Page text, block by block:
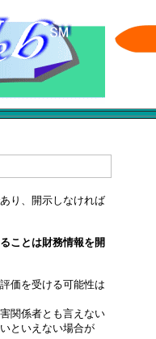
り、開示しなければ
ことは財務情報を開
価を受ける可能性は
関係者とも言えない
といえない場合が